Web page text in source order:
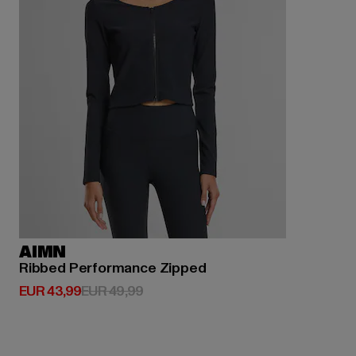
AIMN
Ribbed Performance Zipped
EUR 43,99
Huidige prijs: EUR 43,99
EUR 49,99Actieprijs: EUR 49,99